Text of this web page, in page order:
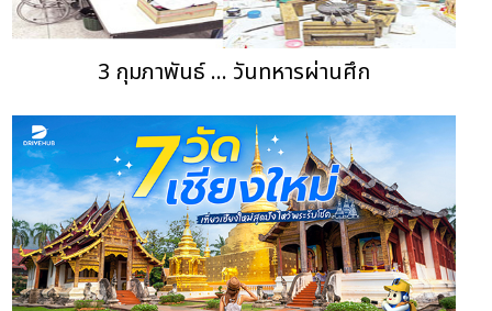
3 กุมภาพันธ์ ... วันทหารผ่านศึก